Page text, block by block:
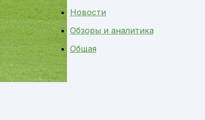
Новости
Обзоры и аналитика
Общая